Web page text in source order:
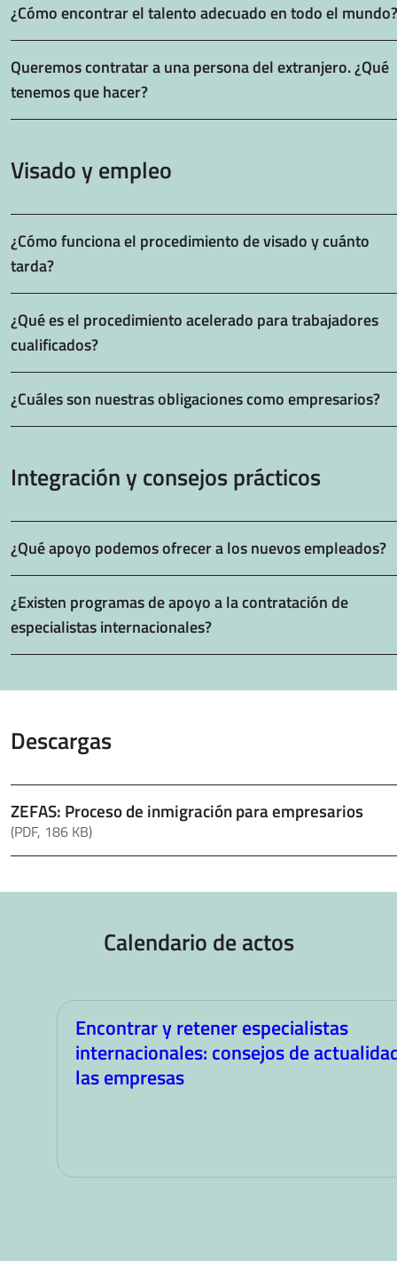
¿Cómo encontrar el talento adecuado en todo el mundo?
Queremos contratar a una persona del extranjero. ¿Qué
tenemos que hacer?
Visado y empleo
¿Cómo funciona el procedimiento de visado y cuánto
tarda?
¿Qué es el procedimiento acelerado para trabajadores
cualificados?
¿Cuáles son nuestras obligaciones como empresarios?
Integración y consejos prácticos
¿Qué apoyo podemos ofrecer a los nuevos empleados?
¿Existen programas de apoyo a la contratación de
especialistas internacionales?
Descargas
ZEFAS: Proceso de inmigración para empresarios
(PDF, 186 KB)
Calendario de actos
Encontrar y retener especialistas
internacionales: consejos de
las empresas